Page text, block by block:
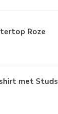
Roze
met Studs